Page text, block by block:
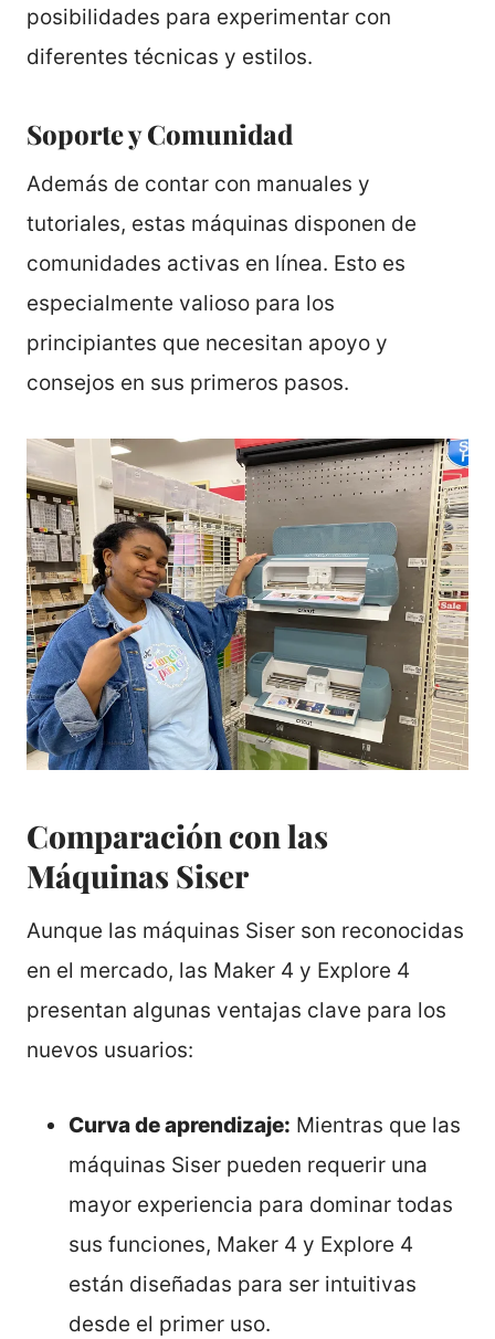
posibilidades para experimentar con
diferentes técnicas y estilos.
Soporte y Comunidad
Además de contar con manuales y
tutoriales, estas máquinas disponen de
comunidades activas en línea. Esto es
especialmente valioso para los
principiantes que necesitan apoyo y
consejos en sus primeros pasos.
Comparación con las
Máquinas Siser
Aunque las máquinas Siser son reconocidas
en el mercado, las Maker 4 y Explore 4
presentan algunas ventajas clave para los
nuevos usuarios:
Curva de aprendizaje: Mientras que las
máquinas Siser pueden requerir una
mayor experiencia para dominar todas
sus funciones, Maker 4 y Explore 4
están diseñadas para ser intuitivas
desde el primer uso.